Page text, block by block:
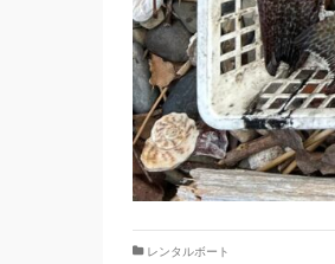
レンタルボート